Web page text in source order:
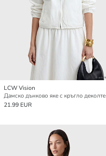
LCW Vision
Дамско дънково яке с кръгло деколте
21.99 EUR